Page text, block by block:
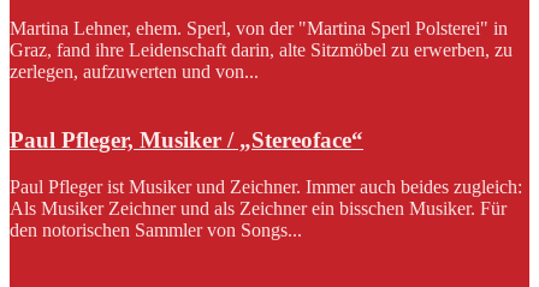
Martina Lehner, ehem. Sperl, von der "Martina Sperl Polsterei" in
Graz, fand ihre Leidenschaft darin, alte Sitzmöbel zu erwerben, zu
zerlegen, aufzuwerten und von...
Paul Pfleger, Musiker / „Stereoface“
Paul Pfleger ist Musiker und Zeichner. Immer auch beides zugleich:
Als Musiker Zeichner und als Zeichner ein bisschen Musiker. Für
den notorischen Sammler von Songs...